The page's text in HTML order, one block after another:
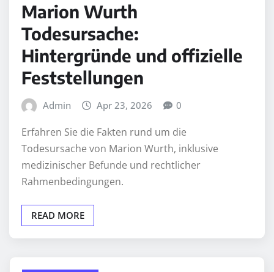
Marion Wurth
Todesursache:
Hintergründe und offizielle
Feststellungen
Admin Apr 23, 2026 0
Erfahren Sie die Fakten rund um die
Todesursache von Marion Wurth, inklusive
medizinischer Befunde und rechtlicher
Rahmenbedingungen.
READ MORE